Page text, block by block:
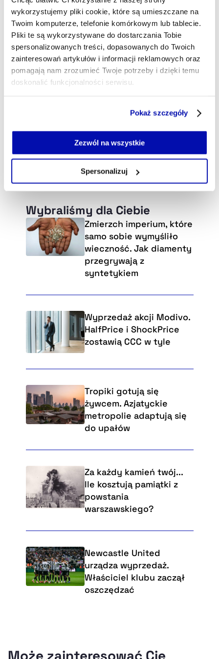
wykorzystujemy pliki cookie, które są umieszczane na
Twoim komputerze, telefonie komórkowym lub tablecie.
Pliki te są wykorzystywane do dostarczania Tobie
spersonalizowanych treści, dopasowanych do Twoich
zainteresowań artykułów i informacji reklamowych oraz
pomagają nam zrozumieć Twoje potrzeby i dzięki temu
doskonalić funkcjonalności serwisu.
Jeżeli nie wyrażasz zgody na zapisywanie plików cookie,
możesz łatwo zarządzać swoimi uprawnieniami, np. we
własnej przeglądarce internetowej lub po wybraniu opcji
Pokaż szczegóły
Zezwól na wszystkie
Spersonalizuj
Wybraliśmy dla Ciebie
Zmierzch imperium, które
samo sobie wymyśliło
wieczność. Jak diamenty
przegrywają z
syntetykiem
Wyprzedaż akcji Modivo.
HalfPrice i ShockPrice
zostawią CCC w tyle
Tropiki gotują się
żywcem. Azjatyckie
metropolie adaptują się
do upałów
Za każdy kamień twój...
Ile kosztują pamiątki z
powstania
warszawskiego?
Newcastle United
urządza wyprzedaż.
Właściciel klubu zaczął
oszczędzać
barbara.oksinska@xyz.pl